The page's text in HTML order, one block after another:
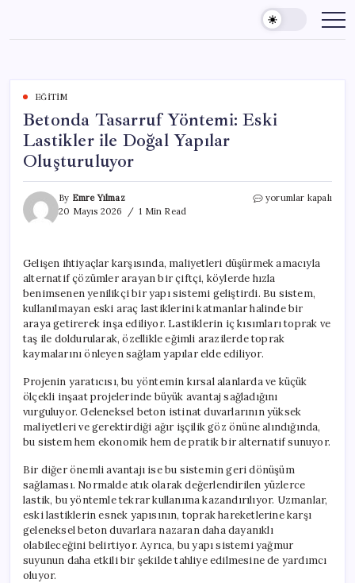
content
EĞITIM
Betonda Tasarruf Yöntemi: Eski
Lastikler ile Doğal Yapılar
Oluşturuluyor
By Emre Yılmaz
20 Mayıs 2026
1 Min Read
Betonda
ile
Doğal
Yapılar
Oluşturuluyor
için
yorumlar kapalı
Gelişen ihtiyaçlar karşısında, maliyetleri düşürmek amacıyla
alternatif çözümler arayan bir çiftçi, köylerde hızla
benimsenen yenilikçi bir yapı sistemi geliştirdi. Bu sistem,
kullanılmayan eski araç lastiklerini katmanlar halinde bir
araya getirerek inşa ediliyor. Lastiklerin iç kısımları toprak ve
taş ile doldurularak, özellikle eğimli arazilerde toprak
kaymalarını önleyen sağlam yapılar elde ediliyor.
Projenin yaratıcısı, bu yöntemin kırsal alanlarda ve küçük
ölçekli inşaat projelerinde büyük avantaj sağladığını
vurguluyor. Geleneksel beton istinat duvarlarının yüksek
maliyetleri ve gerektirdiği ağır işçilik göz önüne alındığında,
bu sistem hem ekonomik hem de pratik bir alternatif sunuyor.
Bir diğer önemli avantajı ise bu sistemin geri dönüşüm
sağlaması. Normalde atık olarak değerlendirilen yüzlerce
lastik, bu yöntemle tekrar kullanıma kazandırılıyor. Uzmanlar,
eski lastiklerin esnek yapısının, toprak hareketlerine karşı
geleneksel beton duvarlara nazaran daha dayanıklı
olabileceğini belirtiyor. Ayrıca, bu yapı sistemi yağmur
suyunun daha etkili bir şekilde tahliye edilmesine de yardımcı
oluyor.